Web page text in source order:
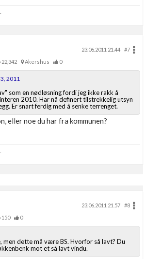
23.06.2011 21.44
#7
22,342
Akershus 0
2011
som en nødløsning fordi jeg ikke rakk å
2010. Har nå definert tilstrekkelig utsyn
Er snart ferdig med å senke terrenget.
eller noe du har fra kommunen?
23.06.2011 21.57
#8
150
0
men dette må være BS. Hvorfor så lavt? Du
mot et så lavt vindu.